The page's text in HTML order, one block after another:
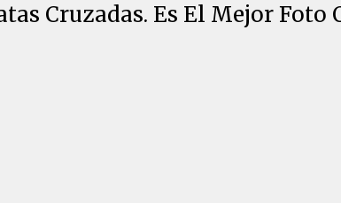
Cruzadas. Es El Mejor Foto